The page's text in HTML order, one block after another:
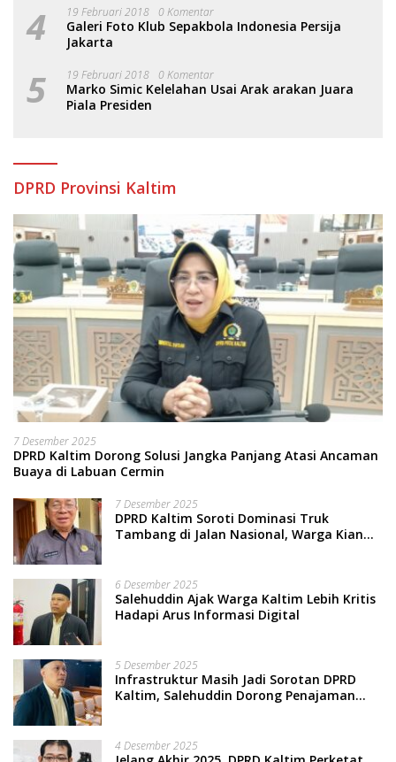
4 19 Februari 2018 0 Komentar
Galeri Foto Klub Sepakbola Indonesia Persija
Jakarta
5 19 Februari 2018 0 Komentar
Marko Simic Kelelahan Usai Arak arakan Juara
Piala Presiden
DPRD Provinsi Kaltim
7 Desember 2025
DPRD Kaltim Dorong Solusi Jangka Panjang Atasi Ancaman
Buaya di Labuan Cermin
7 Desember 2025
DPRD Kaltim Soroti Dominasi Truk
Tambang di Jalan Nasional, Warga Kian
6 Desember 2025
Salehuddin Ajak Warga Kaltim Lebih Kritis
Hadapi Arus Informasi Digital
5 Desember 2025
Infrastruktur Masih Jadi Sorotan DPRD
Kaltim, Salehuddin Dorong Penajaman
4 Desember 2025